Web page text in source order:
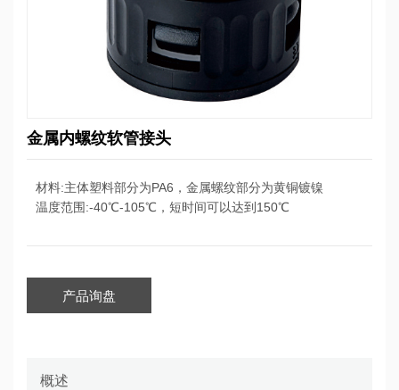
金属内螺纹软管接头
材料:主体塑料部分为PA6，金属螺纹部分为黄铜镀镍
温度范围:-40℃-105℃，短时间可以达到150℃
产品询盘
概述